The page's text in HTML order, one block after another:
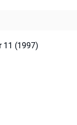
11 (1997)